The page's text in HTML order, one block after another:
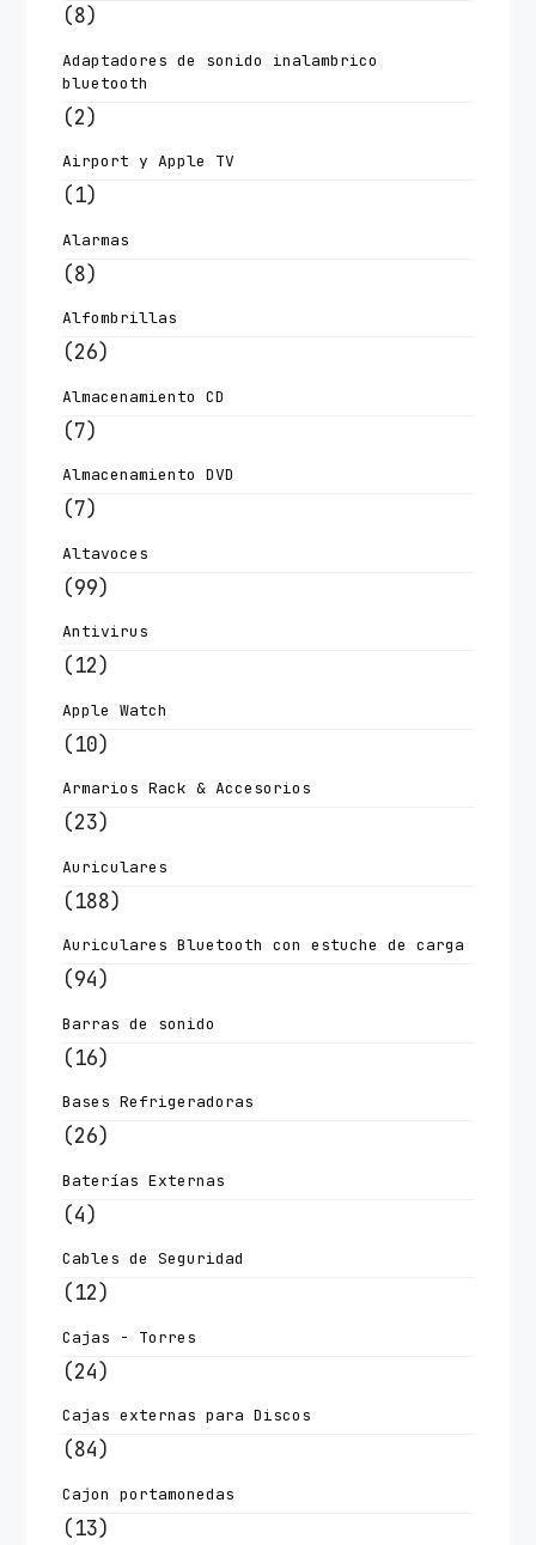
(8)
Adaptadores de sonido inalambrico
bluetooth
(2)
Airport y Apple TV
(1)
Alarmas
(8)
Alfombrillas
(26)
Almacenamiento CD
(7)
Almacenamiento DVD
(7)
Altavoces
(99)
Antivirus
(12)
Apple Watch
(10)
Armarios Rack & Accesorios
(23)
Auriculares
(188)
Auriculares Bluetooth con estuche de carga
(94)
Barras de sonido
(16)
Bases Refrigeradoras
(26)
Baterías Externas
(4)
Cables de Seguridad
(12)
Cajas - Torres
(24)
Cajas externas para Discos
(84)
Cajon portamonedas
(13)